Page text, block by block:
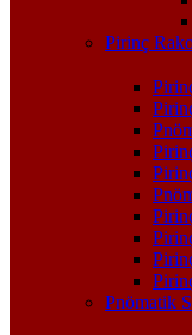
Pirinç
Pnömatik